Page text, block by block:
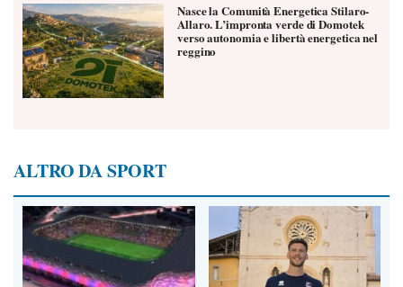
Nasce la Comunità Energetica Stilaro-
Allaro. L’impronta verde di Domotek
verso autonomia e libertà energetica nel
reggino
ALTRO DA SPORT